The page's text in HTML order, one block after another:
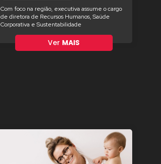
Com foco na região, executiva assume o cargo
de diretora de Recursos Humanos, Saúde
Corporativa e Sustentabilidade
Ver MAIS